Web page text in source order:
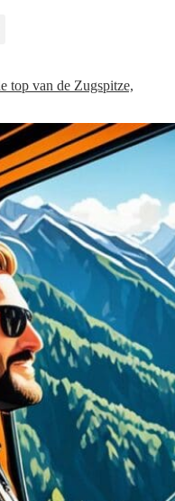
top van de Zugspitze,